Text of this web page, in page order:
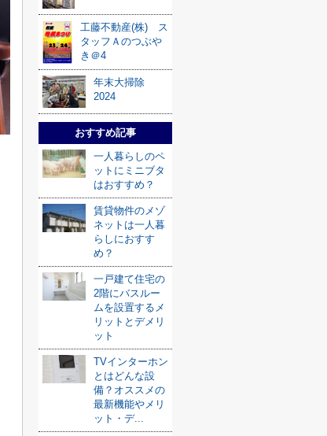
工藤不動産(株) ス
タッフＡのつぶや
き＠4
年末大掃除
2024
おすすめ記事
一人暮らしのペ
ットにミニブタ
はおすすめ？
賃貸物件のメゾ
ネットは一人暮
らしにおすす
め？
一戸建て住宅の
2階にバスルー
ムを設置するメ
リットとデメリ
ット
TVインターホン
とはどんな設
備？オススメの
最新機能やメリ
ット・デ...